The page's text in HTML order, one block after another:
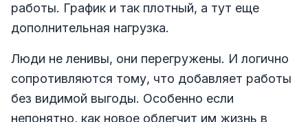
работы. График и так плотный, а тут еще
дополнительная нагрузка.
Люди не ленивы, они перегружены. И логично
сопротивляются тому, что добавляет работы
без видимой выгоды. Особенно если
непонятно, как новое облегчит им жизнь в